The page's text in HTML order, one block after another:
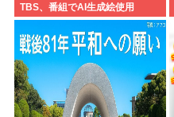
TBS、番組でAI生成絵使用